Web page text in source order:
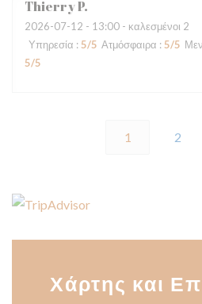
ThierryP
2026-07-12 - 13:00 - καλεσμένοι 2
Υπηρεσία : 5/5 Ατμόσφαιρα : 5/5
5/5
1 2
Χάρτης και